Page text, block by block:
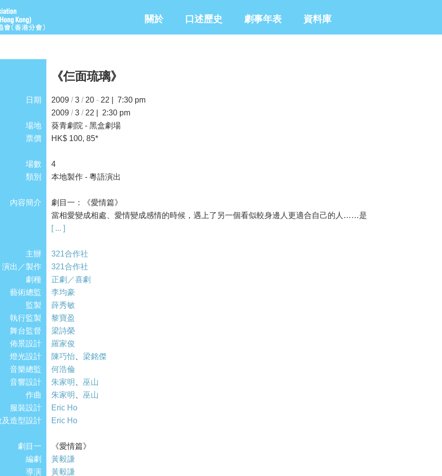
關於 口述歷史 劇事年表 資料庫
《仨面琉璃》
日期 2009 /3 /20 - 22 | 7:30 pm
2009 /3 /22 | 2:30 pm
場地
葵青劇院 - 黑盒劇場
票價
HK$ 100, 85*
場數
4
類別
本地製作 - 粵語演出
內容簡介
劇目一：《愛情篇》
當相愛變成相處、愛情變成感情的時候，遇上了另一個看似較身邊人更適合自己的人……是
錯覺？還是真的相逢恨晚？在錯誤的時間遇上了合適的人，理性與感性，如何可以分得清？
劇目二：《友情篇》
溫柔體貼的情人、善解人意的知己，同時擁有著兩者的人理應幸福無比；兩種看似沒有抵觸
的關係，一旦產生了矛盾，後果變得難以想像……真愛難求、友情可貴...... 情人與知己，該
如何取捨？
劇目三：《親情篇》
晴天陰天雨天，伴著你身邊的除了你的伴侶, 你還會想起誰；最親近卻最不上心的會是那
位？一件似是而非的烏龍事令大家重新認識自己對愛的標準；無私奉獻的愛是源自擔心怕死
還是血濃於水…？！
[ ... ]
主辦
321合作社
演出／製作
321合作社
劇種
正劇／喜劇
藝術總監
李均豪
監製
薛秀敏
執行監製
黎寶盈
舞台監督
梁詩榮
佈景設計
羅家俊
燈光設計
陳巧怡
梁銘傑
音樂總監
何浩倫
音響設計
朱家明
巫山
作曲
朱家明
巫山
服裝設計
Eric Ho
及造型設計
Eric Ho
劇目一
《愛情篇》
編劇
黃毅謙
導演
黃毅謙